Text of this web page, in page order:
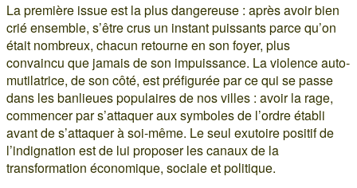
La première issue est la plus dangereuse : après avoir bien
crié ensemble, s’être crus un instant puissants parce qu’on
était nombreux, chacun retourne en son foyer, plus
convaincu que jamais de son impuissance. La violence auto-
mutilatrice, de son côté, est préfigurée par ce qui se passe
dans les banlieues populaires de nos villes : avoir la rage,
commencer par s’attaquer aux symboles de l’ordre établi
avant de s’attaquer à soi-même. Le seul exutoire positif de
l’indignation est de lui proposer les canaux de la
transformation économique, sociale et politique.